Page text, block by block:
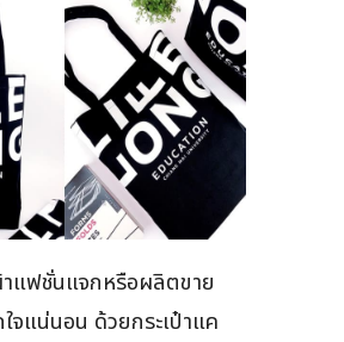
าแฟชั่นแจกหรือผลิตขาย
จแน่นอน ด้วยกระเป๋าแค